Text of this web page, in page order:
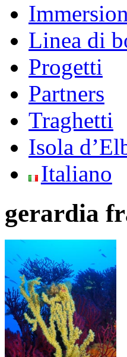
Linea di
Progetti
Partners
Traghetti
Isola
Italiano
gerardia